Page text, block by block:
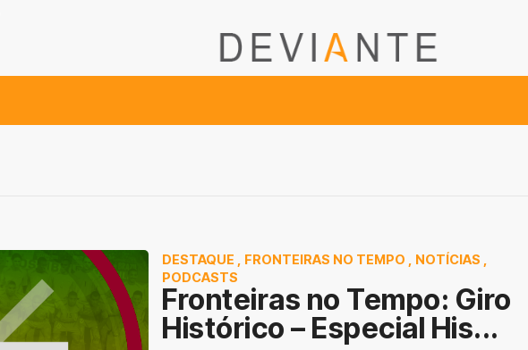
DESTAQUE FRONTEIRAS NO TEMPO NOTÍCIAS
PODCASTS
Fronteiras no Tempo: Giro
Histórico – Especial His...